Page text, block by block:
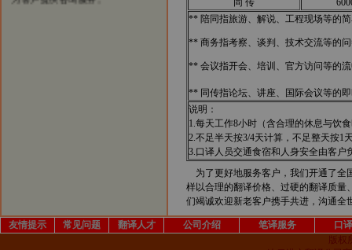
同 传
** 陪同指旅游、解说、工程现场等的
** 商务指考察、谈判、技术交流等的
** 会议指开会、培训、官方访问等的
** 同传指论坛、讲座、国际会议等的
说明：
1.每天工作8小时（含合理的休息与饮
2.不足半天按3/4天计算，不足整天按1
3.口译人员交通食宿和人身安全由客户
为了更好地服务客户，我们开通了全
样以合理的翻译价格、过硬的翻译质量
们竭诚欢迎新老客户携手共进，沟通全
友情提示 常见问题 翻译人才 公司介绍 笔译服务
口
版权